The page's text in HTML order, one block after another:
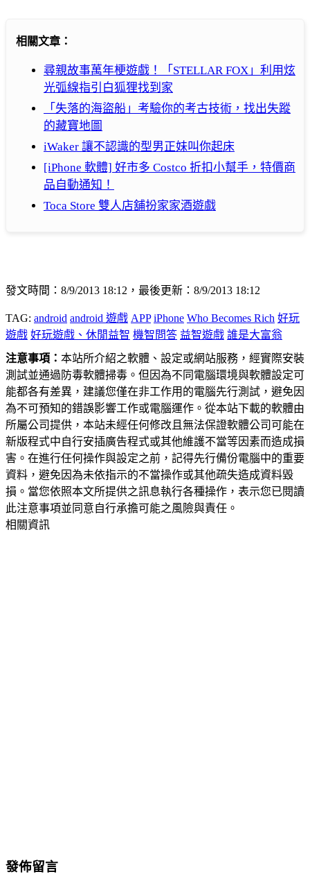
相關文章：
尋親故事萬年梗遊戲！「STELLAR FOX」利用炫
光弧線指引白狐狸找到家
「失落的海盜船」考驗你的考古技術，找出失蹤
的藏寶地圖
iWaker 讓不認識的型男正妹叫你起床
[iPhone 軟體] 好市多 Costco 折扣小幫手，特價商
品自動通知！
Toca Store 雙人店舖扮家家酒遊戲
發文時間：8/9/2013 18:12，最後更新：8/9/2013 18:12
TAG: android android 遊戲 APP iPhone Who Becomes Rich 好玩
遊戲 好玩遊戲、休閒益智 機智問答 益智遊戲 誰是大富翁
注意事項： 本站所介紹之軟體、設定或網站服務，經實際安裝
測試並通過防毒軟體掃毒。但因為不同電腦環境與軟體設定可
能都各有差異，建議您僅在非工作用的電腦先行測試，避免因
為不可預知的錯誤影響工作或電腦運作。從本站下載的軟體由
所屬公司提供，本站未經任何修改且無法保證軟體公司可能在
新版程式中自行安插廣告程式或其他維護不當等因素而造成損
害。在進行任何操作與設定之前，記得先行備份電腦中的重要
資料，避免因為未依指示的不當操作或其他疏失造成資料毀
損。當您依照本文所提供之訊息執行各種操作，表示您已閱讀
此注意事項並同意自行承擔可能之風險與責任。
相關資訊
發佈留言